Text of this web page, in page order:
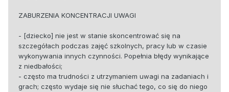
ZABURZENIA KONCENTRACJI UWAGI
- [dziecko] nie jest w stanie skoncentrować się na
szczegółach podczas zajęć szkolnych, pracy lub w czasie
wykonywania innych czynności. Popełnia błędy wynikające
z niedbałości;
- często ma trudności z utrzymaniem uwagi na zadaniach i
grach; często wydaje się nie słuchać tego, co się do niego